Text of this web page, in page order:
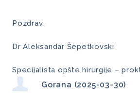
Pozdrav,
Dr Aleksandar Šepetkovski
Specijalista opšte hirurgije –
Gorana (2025-03-30)